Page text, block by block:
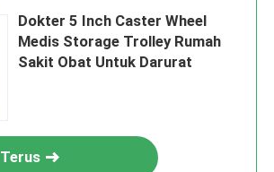
Dokter 5 Inch Caster Wheel
Medis Storage Trolley Rumah
Sakit Obat Untuk Darurat
Terus